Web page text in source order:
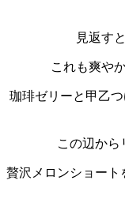
見返す
これも爽や
珈琲ゼリーと甲乙つ
この辺から
贅沢メロンショート